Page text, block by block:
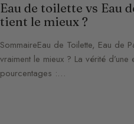
Eau de toilette vs Eau
tient le mieux ?
SommaireEau de Toilette, Eau de
vraiment le mieux ? La vérité d’une
pourcentages :…